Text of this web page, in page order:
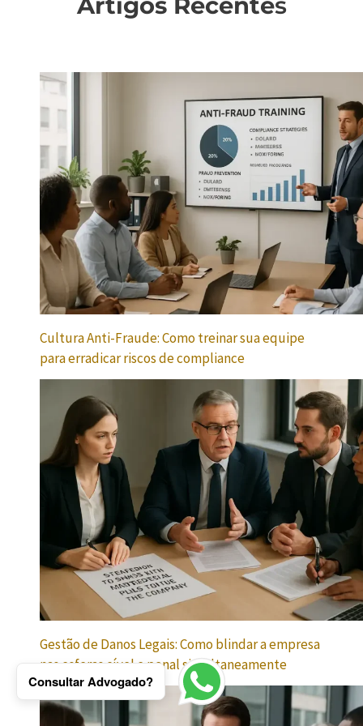
Cultura Anti-Fraude: Como treinar sua equipe
para erradicar riscos de compliance
Gestão de Danos Legais: Como blindar a empresa
nas esferas cível e penal simultaneamente
Consultar Advogado?